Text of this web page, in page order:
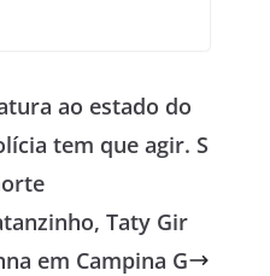
ao estado do
tem que agir. S
Taty Gir
em Campina G